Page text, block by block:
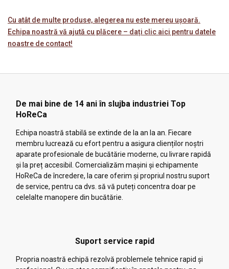
Cu atât de multe produse, alegerea nu este mereu ușoară.
Echipa noastră vă ajută cu plăcere – dați clic aici pentru datele
noastre de contact!
De mai bine de 14 ani în slujba industriei Top
HoReCa
Echipa noastră stabilă se extinde de la an la an. Fiecare
membru lucrează cu efort pentru a asigura clienților noștri
aparate profesionale de bucătărie moderne, cu livrare rapidă
și la preț accesibil. Comercializăm mașini și echipamente
HoReCa de încredere, la care oferim și propriul nostru suport
de service, pentru ca dvs. să vă puteți concentra doar pe
celelalte manopere din bucătărie.
Suport service rapid
Propria noastră echipă rezolvă problemele tehnice rapid și